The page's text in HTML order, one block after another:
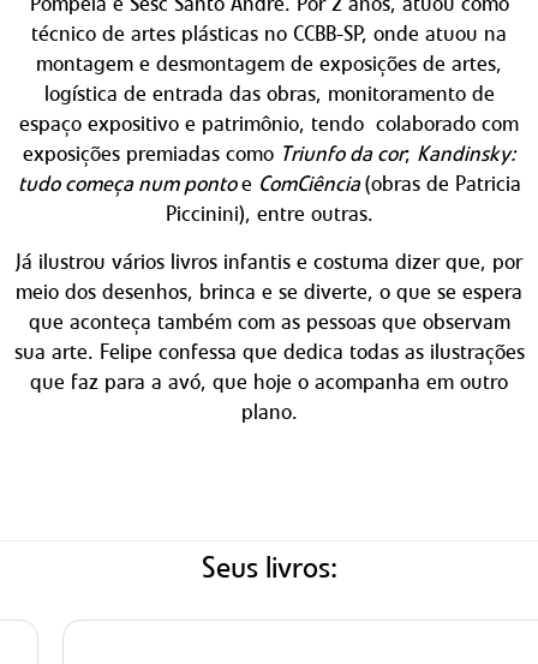
técnico de artes plásticas no CCBB-SP, onde atuou na
montagem e desmontagem de exposições de artes,
logística de entrada das obras, monitoramento de
espaço expositivo e patrimônio, tendo colaborado com
exposições premiadas como Triunfo da cor; Kandinsky:
tudo começa num pontoe ComCiência(obras de Patricia
Piccinini), entre outras.
Já ilustrou vários livros infantis e costuma dizer que, por
meio dos desenhos, brinca e se diverte, o que se espera
que aconteça também com as pessoas que observam
sua arte. Felipe confessa que dedica todas as ilustrações
que faz para a avó, que hoje o acompanha em outro
plano.
Seus livros: